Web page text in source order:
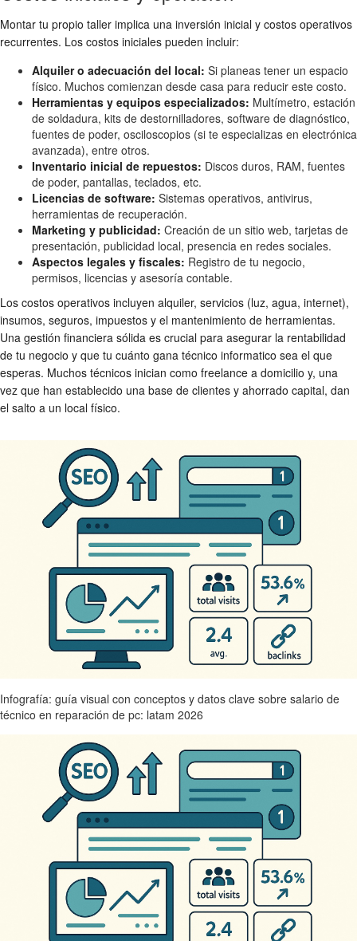
Montar tu propio taller implica una inversión inicial y costos operativos
recurrentes. Los costos iniciales pueden incluir:
Alquiler o adecuación del local: Si planeas tener un espacio
físico. Muchos comienzan desde casa para reducir este costo.
Herramientas y equipos especializados: Multímetro, estación
de soldadura, kits de destornilladores, software de diagnóstico,
fuentes de poder, osciloscopios (si te especializas en electrónica
avanzada), entre otros.
Inventario inicial de repuestos: Discos duros, RAM, fuentes
de poder, pantallas, teclados, etc.
Licencias de software: Sistemas operativos, antivirus,
herramientas de recuperación.
Marketing y publicidad: Creación de un sitio web, tarjetas de
presentación, publicidad local, presencia en redes sociales.
Aspectos legales y fiscales: Registro de tu negocio,
permisos, licencias y asesoría contable.
Los costos operativos incluyen alquiler, servicios (luz, agua, internet),
insumos, seguros, impuestos y el mantenimiento de herramientas.
Una gestión financiera sólida es crucial para asegurar la rentabilidad
de tu negocio y que tu cuánto gana técnico informatico sea el que
esperas. Muchos técnicos inician como freelance a domicilio y, una
vez que han establecido una base de clientes y ahorrado capital, dan
el salto a un local físico.
Infografía: guía visual con conceptos y datos clave sobre salario de
técnico en reparación de pc: latam 2026